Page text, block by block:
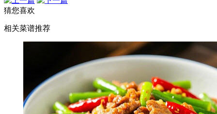
猜您喜欢
相关菜谱推荐